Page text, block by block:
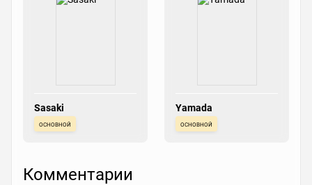
Sasaki
основной
Yamada
основной
Комментарии